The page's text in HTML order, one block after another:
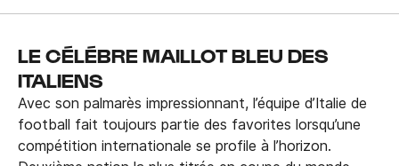
LE CÉLÉBRE MAILLOT BLEU DES
ITALIENS
Avec son palmarès impressionnant, l’équipe d’Italie de
football fait toujours partie des favorites lorsqu’une
compétition internationale se profile à l’horizon.